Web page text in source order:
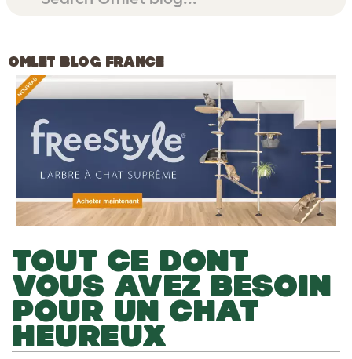
OMLET BLOG FRANCE
TOUT CE DONT
VOUS AVEZ BESOIN
POUR UN CHAT
HEUREUX